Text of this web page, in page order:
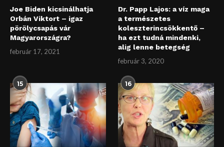
Joe Biden kicsinálhatja
Orbán Viktort – igaz
pörölycsapás vár
Magyarországra?
február 17, 2021
Dr. Papp Lajos: a víz maga
a természetes
koleszterincsökkentő –
ha ezt tudná mindenki,
alig lenne betegség
február 3, 2020
15 16